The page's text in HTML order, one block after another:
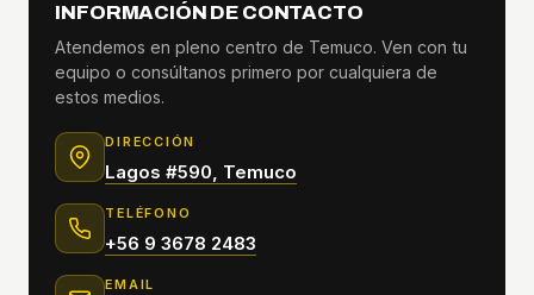
INFORMACIÓN DE CONTACTO
Atendemos en pleno centro de Temuco. Ven con tu
equipo o consúltanos primero por cualquiera de
estos medios.
DIRECCIÓN
Lagos #590, Temuco
TELÉFONO
+56 9 3678 2483
EMAIL